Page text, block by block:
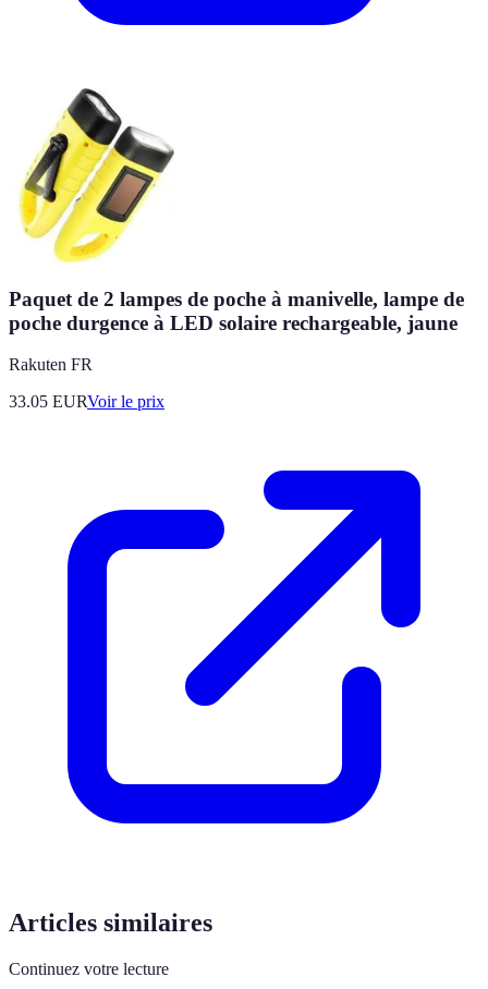
Paquet de 2 lampes de poche à manivelle, lampe de
poche durgence à LED solaire rechargeable, jaune
Rakuten FR
33.05 EURVoir le prix
Articles similaires
Continuez votre lecture